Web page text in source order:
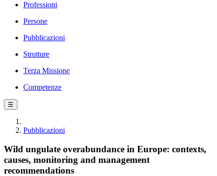
Professioni
Persone
Pubblicazioni
Strutture
Terza Missione
Competenze
☰
Pubblicazioni
Wild ungulate overabundance in Europe: contexts,
causes, monitoring and management
recommendations